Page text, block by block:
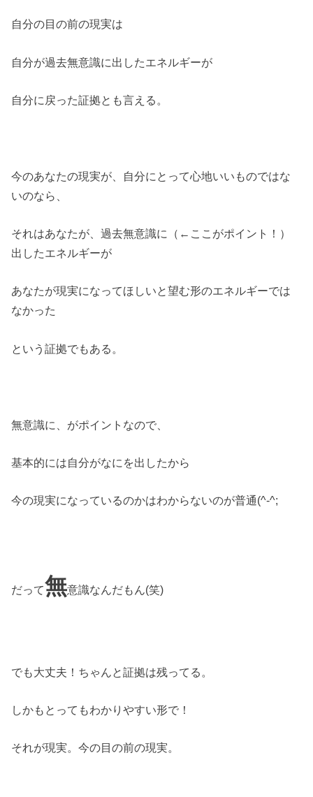
自分の目の前の現実は
自分が過去無意識に出したエネルギーが
自分に戻った証拠とも言える。
今のあなたの現実が、自分にとって心地いいものではな
いのなら、
それはあなたが、過去無意識に（←ここがポイント！）
出したエネルギーが
あなたが現実になってほしいと望む形のエネルギーでは
なかった
という証拠でもある。
無意識に、がポイントなので、
基本的には自分がなにを出したから
今の現実になっているのかはわからないのが普通(^-^;
だって無意識なんだもん(笑)
でも大丈夫！ちゃんと証拠は残ってる。
しかもとってもわかりやすい形で！
それが現実。今の目の前の現実。